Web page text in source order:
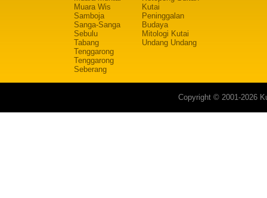
Muara Wis
Samboja
Sanga-Sanga
Sebulu
Tabang
Tenggarong
Tenggarong
Seberang
Kutai
Peninggalan
Budaya
Mitologi Kutai
Undang Undang
Copyright © 2001-2026